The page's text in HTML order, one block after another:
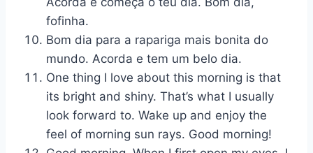
fofinha.
Bom dia para a rapariga mais bonita do
mundo. Acorda e tem um belo dia.
One thing I love about this morning is that
its bright and shiny. That’s what I usually
look forward to. Wake up and enjoy the
feel of morning sun rays. Good morning!